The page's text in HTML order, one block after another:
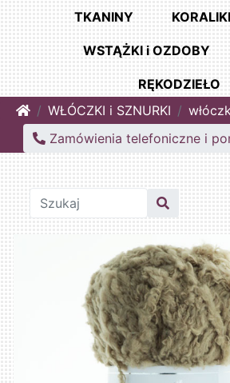
TKANINY
WSTĄŻKI i OZDOBY
RĘKODZIEŁO
HomeWŁÓCZKI i SZNURKI
Zamówienia telefoniczne i